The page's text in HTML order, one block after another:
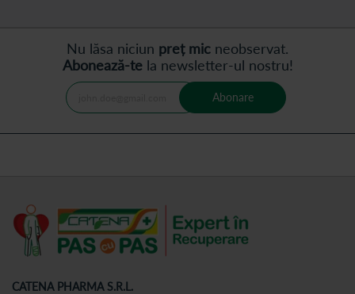
Nu lăsa niciun preț mic neobservat.
Abonează-tela newsletter-ul nostru!
Abonare
CATENA PHARMA S.R.L.